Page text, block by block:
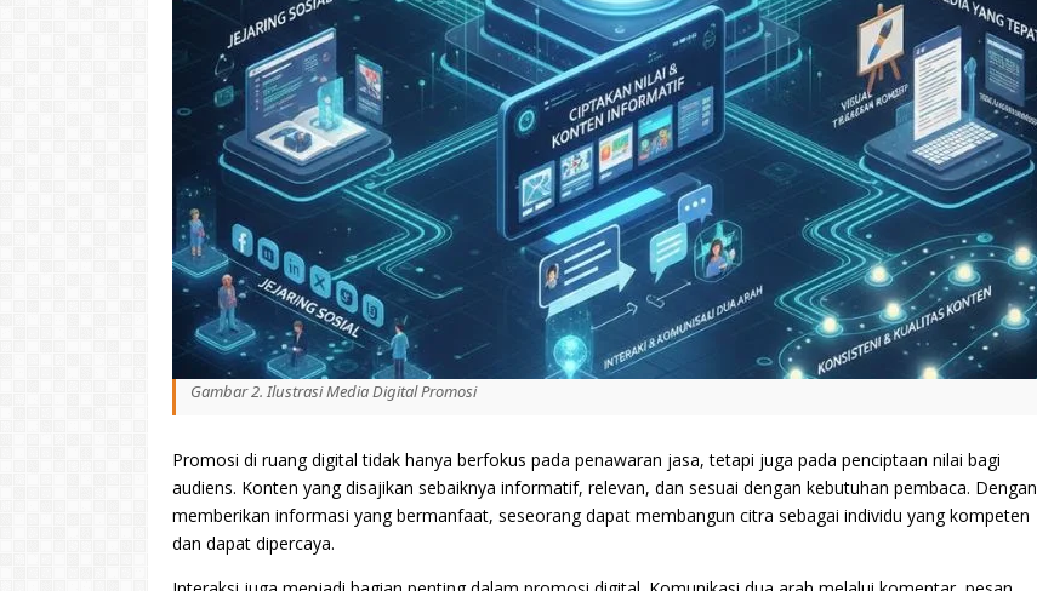
Gambar 2. Ilustrasi Media Digital Promosi
Promosi di ruang digital tidak hanya berfokus pada penawaran jasa, tetapi juga pada penciptaan nilai bagi
audiens. Konten yang disajikan sebaiknya informatif, relevan, dan sesuai dengan kebutuhan pembaca. Dengan
memberikan informasi yang bermanfaat, seseorang dapat membangun citra sebagai individu yang kompeten
dan dapat dipercaya.